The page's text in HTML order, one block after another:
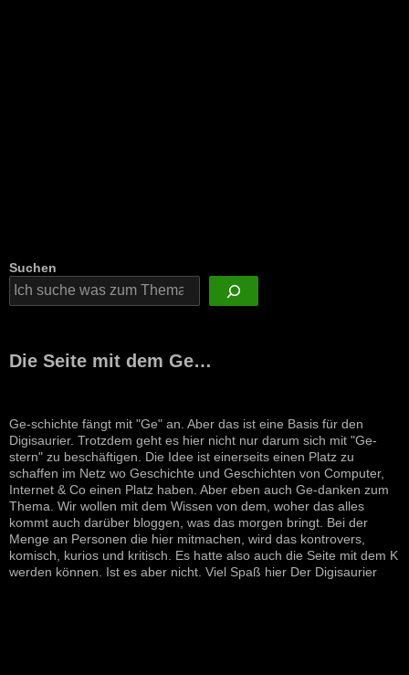
Suchen
Die Seite mit dem Ge…
Ge-schichte fängt mit "Ge" an. Aber das ist eine Basis für den
Digisaurier. Trotzdem geht es hier nicht nur darum sich mit "Ge-
stern" zu beschäftigen. Die Idee ist einerseits einen Platz zu
schaffen im Netz wo Geschichte und Geschichten von Computer,
Internet & Co einen Platz haben. Aber eben auch Ge-danken zum
Thema. Wir wollen mit dem Wissen von dem, woher das alles
kommt auch darüber bloggen, was das morgen bringt. Bei der
Menge an Personen die hier mitmachen, wird das kontrovers,
komisch, kurios und kritisch. Es hatte also auch die Seite mit dem K
werden können. Ist es aber nicht. Viel Spaß hier Der Digisaurier